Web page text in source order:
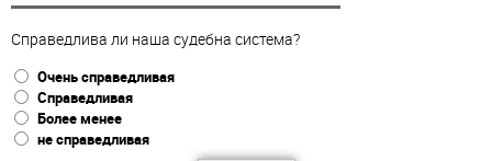
Справедлива ли наша судебна система?
Очень справедливая
Справедливая
Более менее
не справедливая